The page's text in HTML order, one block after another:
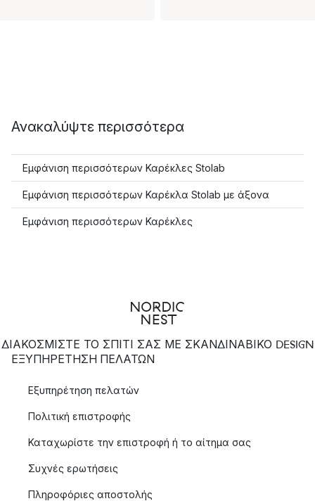
Ανακαλύψτε περισσότερα
Εμφάνιση περισσότερων Καρέκλες Stolab
Εμφάνιση περισσότερων Καρέκλα Stolab με άξονα
Εμφάνιση περισσότερων Καρέκλες
ΔΙΑΚΟΣΜΙΣΤΕ ΤΟ ΣΠΙΤΙ ΣΑΣ ΜΕ ΣΚΑΝΔΙΝΑΒΙΚΟ DESIGN
ΕΞΥΠΗΡΈΤΗΣΗ ΠΕΛΑΤΏΝ
Εξυπηρέτηση πελατών
Πολιτική επιστροφής
Καταχωρίστε την επιστροφή ή το αίτημα σας
Συχνές ερωτήσεις
Πληροφόριες αποστολής